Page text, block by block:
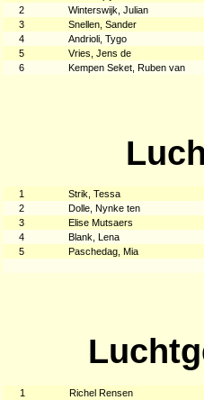
2
Winterswijk, Julian
3
Snellen, Sander
4
Andrioli, Tygo
5
Vries, Jens de
6
Kempen Seket, Ruben van
1
Strik, Tessa
2
Dolle, Nynke ten
3
Elise Mutsaers
4
Blank, Lena
5
Paschedag, Mia
1
Richel Rensen